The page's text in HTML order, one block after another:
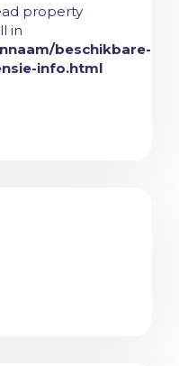
property
in
beschikbare-
info.html